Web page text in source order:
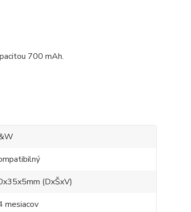
700 mAh.
(DxŠxV)
mesiacov